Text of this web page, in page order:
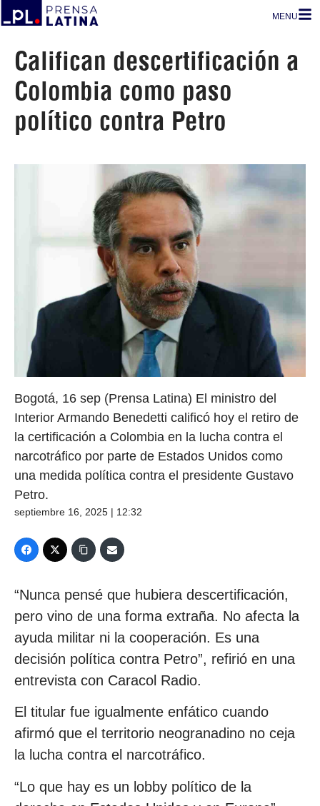
MENU
Califican descertificación a
Colombia como paso
político contra Petro
Bogotá, 16 sep (Prensa Latina) El ministro del
Interior Armando Benedetti calificó hoy el retiro de
la certificación a Colombia en la lucha contra el
narcotráfico por parte de Estados Unidos como
una medida política contra el presidente Gustavo
Petro.
septiembre 16, 2025 | 12:32
“Nunca pensé que hubiera descertificación,
pero vino de una forma extraña. No afecta la
ayuda militar ni la cooperación. Es una
decisión política contra Petro”, refirió en una
entrevista con Caracol Radio.
El titular fue igualmente enfático cuando
afirmó que el territorio neogranadino no ceja
la lucha contra el narcotráfico.
“Lo que hay es un lobby político de la